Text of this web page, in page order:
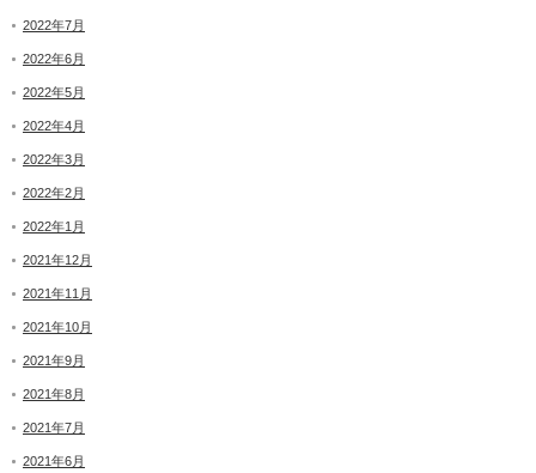
2022年7月
2022年6月
2022年5月
2022年4月
2022年3月
2022年2月
2022年1月
2021年12月
2021年11月
2021年10月
2021年9月
2021年8月
2021年7月
2021年6月